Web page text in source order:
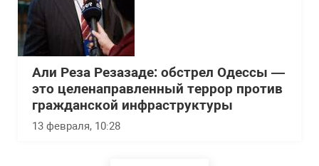
Али Реза Резазаде: обстрел Одессы —
это целенаправленный террор против
гражданской инфраструктуры
13 февраля, 10:28